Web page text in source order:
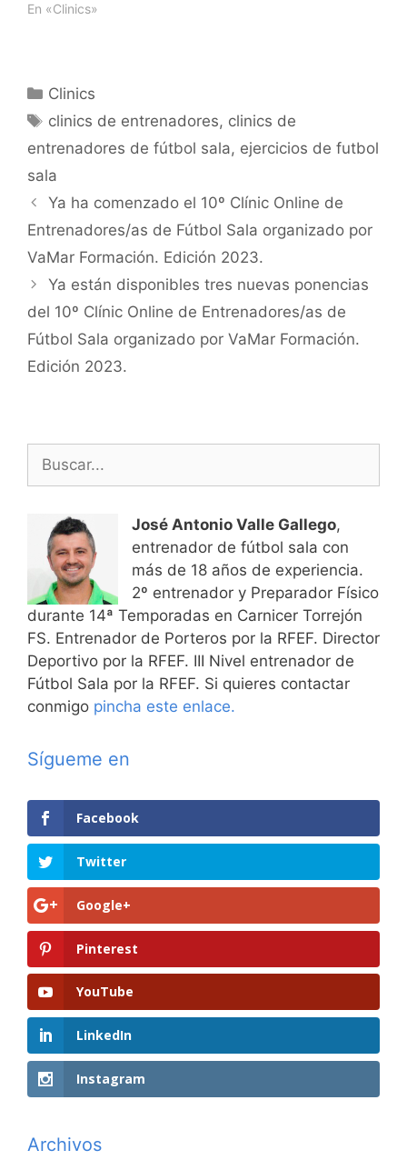
En «Clinics»
Categorías
Clinics
Etiquetas
clinics de entrenadores, clinics de
entrenadores de fútbol sala, ejercicios de futbol
sala
Navegación
de
Ya ha comenzado el 10º Clínic Online de
Entrenadores/as de Fútbol Sala organizado por
VaMar Formación. Edición 2023.
Ya están disponibles tres nuevas ponencias
del 10º Clínic Online de Entrenadores/as de
Fútbol Sala organizado por VaMar Formación.
Edición 2023.
Buscar:
José Antonio Valle Gallego,
entrenador de fútbol sala con
más de 18 años de experiencia.
2º entrenador y Preparador Físico
durante 14ª Temporadas en Carnicer Torrejón
FS. Entrenador de Porteros por la RFEF. Director
Deportivo por la RFEF. III Nivel entrenador de
Fútbol Sala por la RFEF. Si quieres contactar
conmigo pincha este enlace.
Sígueme en
Facebook
Twitter
Google+
Pinterest
YouTube
LinkedIn
Instagram
Archivos